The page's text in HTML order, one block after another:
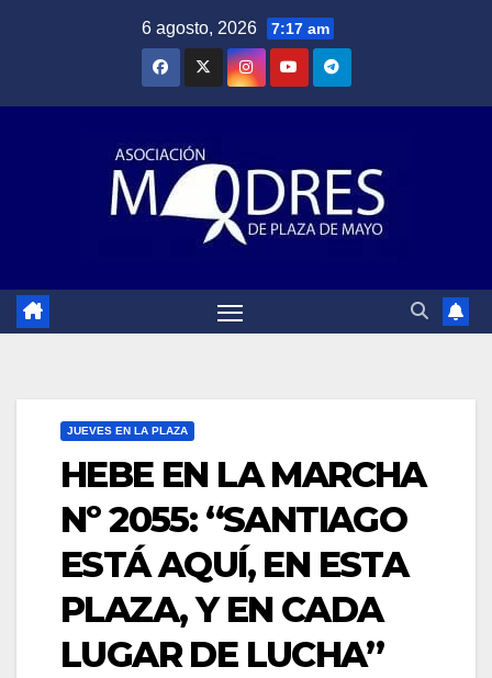
6 agosto, 2026 7:17 am
JUEVES EN LA PLAZA
HEBE EN LA MARCHA
Nº 2055: “SANTIAGO
ESTÁ AQUÍ, EN ESTA
PLAZA, Y EN CADA
LUGAR DE LUCHA”